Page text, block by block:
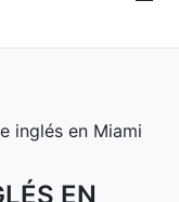
inglés en Miami
EN